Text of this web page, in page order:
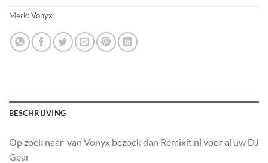
Merk:Vonyx
BESCHRIJVING
Op zoek naar van Vonyx bezoek dan Remixit.nl voor al uw DJ
Gear